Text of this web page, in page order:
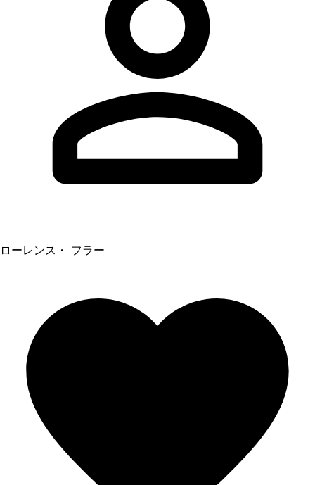
ローレンス・ フラー